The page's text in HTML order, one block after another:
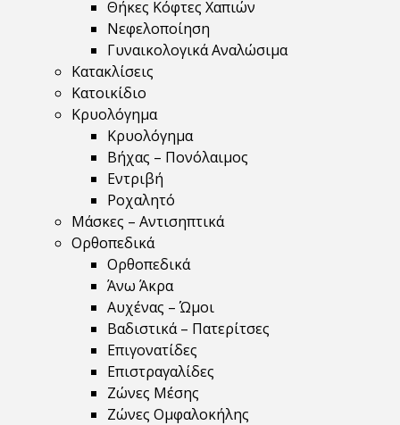
Θήκες Κόφτες Χαπιών
Νεφελοποίηση
Γυναικολογικά Αναλώσιμα
Κατακλίσεις
Κατοικίδιο
Κρυολόγημα
Κρυολόγημα
Βήχας – Πονόλαιμος
Εντριβή
Ροχαλητό
Μάσκες – Αντισηπτικά
Ορθοπεδικά
Ορθοπεδικά
Άνω Άκρα
Αυχένας – Ώμοι
Βαδιστικά – Πατερίτσες
Επιγονατίδες
Επιστραγαλίδες
Ζώνες Μέσης
Ζώνες Ομφαλοκήλης